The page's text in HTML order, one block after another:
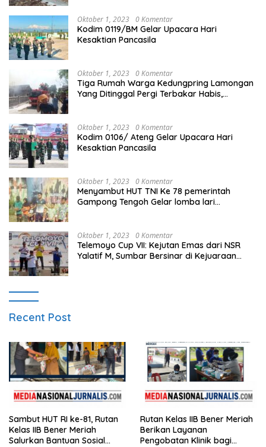
Oktober 1, 2023 0 Komentar
Kodim 0119/BM Gelar Upacara Hari
Kesaktian Pancasila
Oktober 1, 2023 0 Komentar
Tiga Rumah Warga Kedungpring Lamongan
Yang Ditinggal Pergi Terbakar Habis,
Oktober 1, 2023 0 Komentar
Kodim 0106/ Ateng Gelar Upacara Hari
Kesaktian Pancasila
Oktober 1, 2023 0 Komentar
Menyambut HUT TNI Ke 78 pemerintah
Gampong Tengoh Gelar lomba lari
Oktober 1, 2023 0 Komentar
Telemoyo Cup VII: Kejutan Emas dari NSR
Yalatif M, Sumbar Bersinar di Kejuaraan
Recent Post
Sambut HUT RI ke-81, Rutan
Kelas IIB Bener Meriah
Salurkan Bantuan Sosial
Rutan Kelas IIB Bener Meriah
Berikan Layanan
Pengobatan Klinik bagi